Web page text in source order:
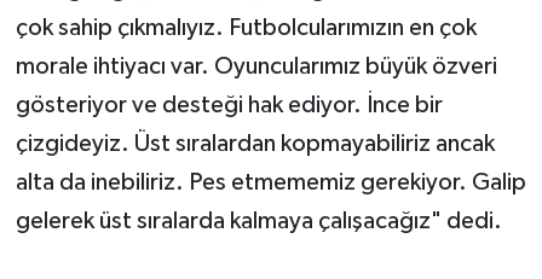
çok sahip çıkmalıyız. Futbolcularımızın en çok
morale ihtiyacı var. Oyuncularımız büyük özveri
gösteriyor ve desteği hak ediyor. İnce bir
çizgideyiz. Üst sıralardan kopmayabiliriz ancak
alta da inebiliriz. Pes etmememiz gerekiyor. Galip
gelerek üst sıralarda kalmaya çalışacağız" dedi.